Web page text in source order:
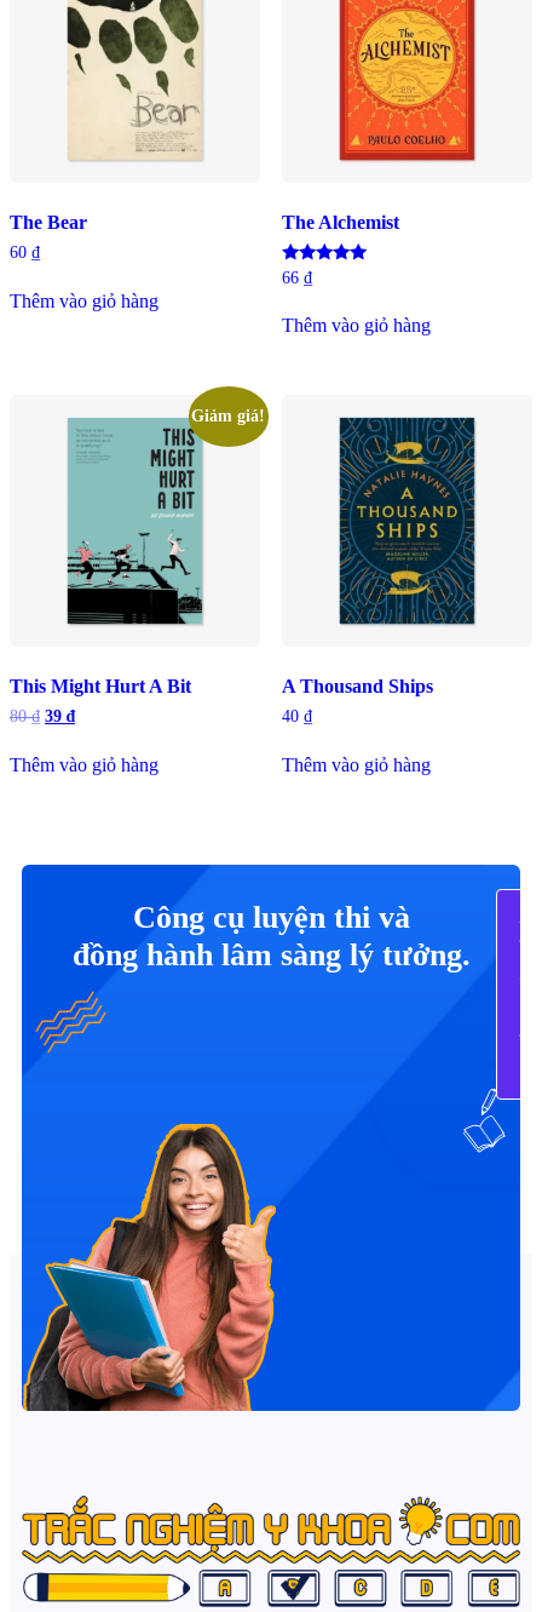
The Bear
60 ₫
Thêm vào giỏ hàng
The Alchemist
Được xếp
hạng
5 sao
66 ₫
Thêm vào giỏ hàng
Giảm giá!
This Might Hurt A Bit
80₫ 39 ₫
Thêm vào giỏ hàng
A Thousand Ships
40 ₫
Thêm vào giỏ hàng
Công cụ luyện thi và
đồng hành lâm sàng lý tưởng.